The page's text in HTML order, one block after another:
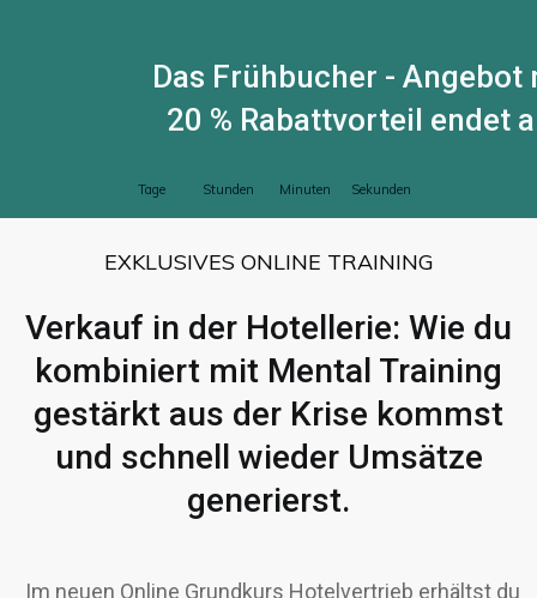
Das Frühbucher - Angebot
20 % Rabattvorteil endet
Tage Stunden Minuten Sekunden
EXKLUSIVES ONLINE TRAINING
Verkauf in der Hotellerie: Wie du
kombiniert mit Mental Training
gestärkt aus der Krise kommst
und schnell wieder Umsätze
generierst.
Im neuen Online Grundkurs Hotelvertrieb erhältst du